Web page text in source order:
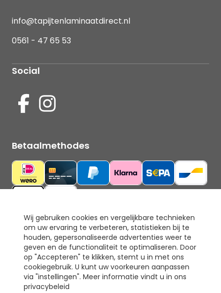
Wij gebruiken cookies en vergelijkbare technieken
om uw ervaring te verbeteren, statistieken bij te
houden, gepersonaliseerde advertenties weer te
geven en de functionaliteit te optimaliseren. Door
op "Accepteren" te klikken, stemt u in met ons
cookiegebruik. U kunt uw voorkeuren aanpassen
via "instellingen". Meer informatie vindt u in ons
privacybeleid
info@tapijtenlaminaatdirect.nl
0561 - 47 65 53
Social
Betaalmethodes
Ons keurmerk